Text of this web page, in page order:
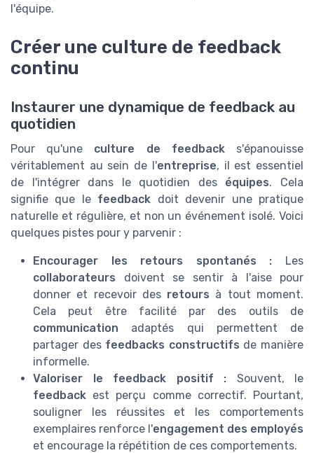
l'équipe.
Créer une culture de feedback
continu
Instaurer une dynamique de feedback au
quotidien
Pour qu'une culture de feedbacks'épanouisse
véritablement au sein de l'entreprise, il est essentiel
de l'intégrer dans le quotidien des équipes. Cela
signifie que le feedback doit devenir une pratique
naturelle et régulière, et non un événement isolé. Voici
quelques pistes pour y parvenir :
Encourager les retours spontanés : Les
collaborateurs doivent se sentir à l'aise pour
donner et recevoir des retours à tout moment.
Cela peut être facilité par des outils de
communication adaptés qui permettent de
partager des feedbacks constructifs de manière
informelle.
Valoriser le feedback positif : Souvent, le
feedback est perçu comme correctif. Pourtant,
souligner les réussites et les comportements
exemplaires renforce l'engagement des employés
et encourage la répétition de ces comportements.